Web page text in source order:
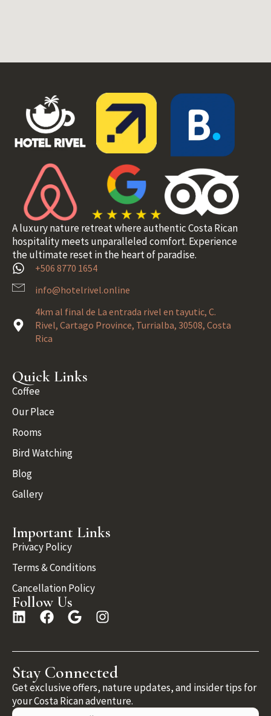
A luxury nature retreat where authentic Costa Rican
hospitality meets unparalleled comfort. Experience
the ultimate reset in the heart of paradise.
+506 8770 1654
info@hotelrivel.online
4km al final de La entrada rivel en tayutic, C.
Rivel, Cartago Province, Turrialba, 30508, Costa
Rica
Quick Links
Coffee
Our Place
Rooms
Bird Watching
Blog
Gallery
Important Links
Privacy Policy
Terms & Conditions
Cancellation Policy
Follow Us
Stay Connected
Get exclusive offers, nature updates, and insider tips for
your Costa Rican adventure.